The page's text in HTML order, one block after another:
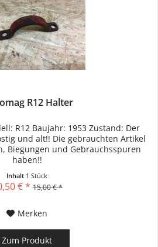
R12 Halter
R12 Baujahr: 1953 Zustand: Der
und alt!! Die gebrauchten Artikel
Biegungen und Gebrauchsspuren
haben!!
Inhalt 1 Stück
€ * 15,00 € *
Merken
Zum Produkt